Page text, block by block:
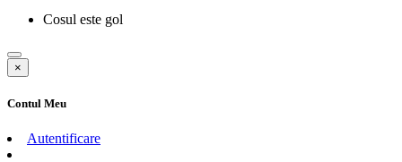
Cosul este gol
×
Contul Meu
Autentificare